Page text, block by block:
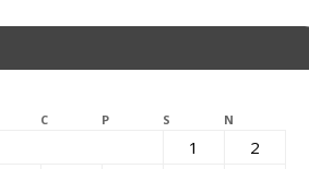
C P S N
1
2